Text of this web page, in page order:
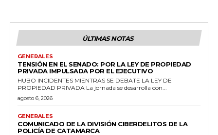
ÚLTIMAS NOTAS
GENERALES
TENSIÓN EN EL SENADO: POR LA LEY DE PROPIEDAD
PRIVADA IMPULSADA POR EL EJECUTIVO
HUBO INCIDENTES MIENTRAS SE DEBATE LA LEY DE
PROPIEDAD PRIVADA La jornada se desarrolla con...
agosto 6, 2026
GENERALES
COMUNICADO DE LA DIVISIÓN CIBERDELITOS DE LA
POLICÍA DE CATAMARCA